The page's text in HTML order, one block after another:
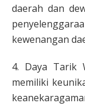
daerah dan
kewenangan
4. Daya Tarik
memiliki